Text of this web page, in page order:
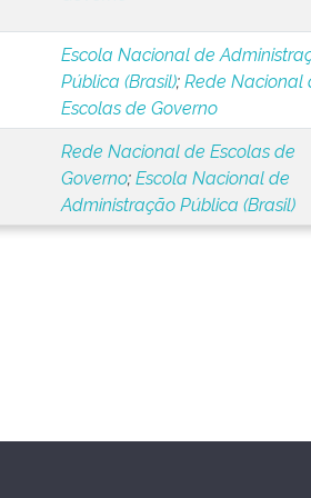
Escola Nacional de
Pública (Brasil);Rede Nacional
Escolas de Governo
Rede Nacional de Escolas de
Governo;Escola Nacional de
Administração Pública (Brasil)